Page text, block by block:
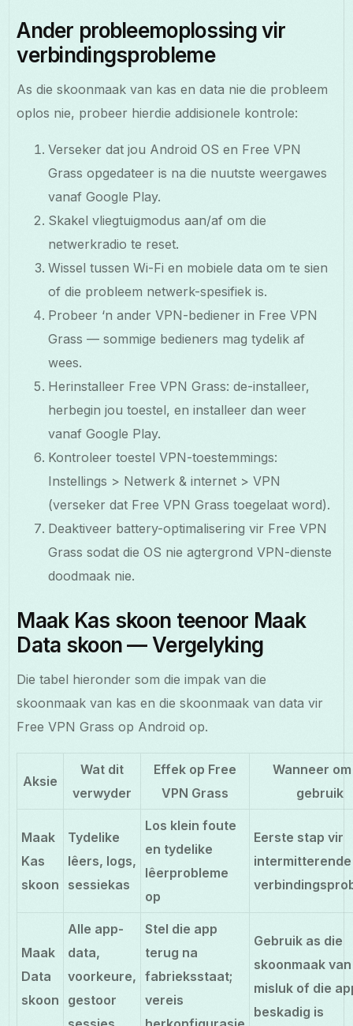
Ander probleemoplossing vir
verbindingsprobleme
As die skoonmaak van kas en data nie die probleem
oplos nie, probeer hierdie addisionele kontrole:
Verseker dat jou Android OS en Free VPN
Grass opgedateer is na die nuutste weergawes
vanaf Google Play.
Skakel vliegtuigmodus aan/af om die
netwerkradio te reset.
Wissel tussen Wi-Fi en mobiele data om te sien
of die probleem netwerk-spesifiek is.
Probeer ‘n ander VPN-bediener in Free VPN
Grass — sommige bedieners mag tydelik af
wees.
Herinstalleer Free VPN Grass: de-installeer,
herbegin jou toestel, en installeer dan weer
vanaf Google Play.
Kontroleer toestel VPN-toestemmings:
Instellings > Netwerk & internet > VPN
(verseker dat Free VPN Grass toegelaat word).
Deaktiveer battery-optimalisering vir Free VPN
Grass sodat die OS nie agtergrond VPN-dienste
doodmaak nie.
Maak Kas skoon teenoor Maak
Data skoon — Vergelyking
Die tabel hieronder som die impak van die
skoonmaak van kas en die skoonmaak van data vir
Free VPN Grass op Android op.
Aksie
Wat dit
verwyder
Effek op Free
VPN Grass
Wanneer
gebruik
Maak
Kas
skoon
Tydelike
lêers, logs,
sessiekas
Los klein foute
en tydelike
lêerprobleme
op
Eerste stap vir
intermitterende
Maak
Data
skoon
Alle app-
data,
voorkeure,
gestoor
Stel die app
terug na
fabrieksstaat;
vereis
Gebruik as die
skoonmaak
misluk of die
beskadig is